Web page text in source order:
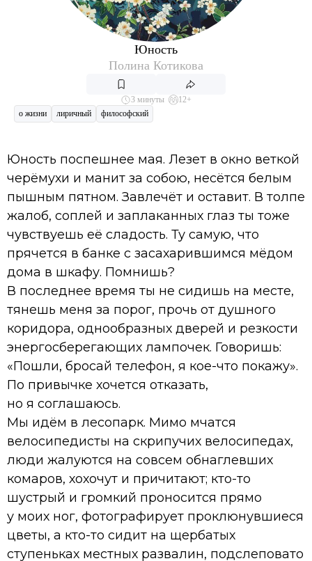
Юность
Полина Котикова
3 минуты
12+
о жизни
лиричный философский
Юность поспешнее мая. Лезет в окно веткой
черёмухи и манит за собою, несётся белым
пышным пятном. Завлечёт и оставит. В толпе
жалоб, соплей и заплаканных глаз ты тоже
чувствуешь её сладость. Ту самую, что
прячется в банке с засахарившимся мёдом
дома в шкафу. Помнишь?
В последнее время ты не сидишь на месте,
тянешь меня за порог, прочь от душного
коридора, однообразных дверей и резкости
энергосберегающих лампочек. Говоришь:
«Пошли, бросай телефон, я кое-что покажу».
По привычке хочется отказать,
но я соглашаюсь.
Мы идём в лесопарк. Мимо мчатся
велосипедисты на скрипучих велосипедах,
люди жалуются на совсем обнаглевших
комаров, хохочут и причитают; кто-то
шустрый и громкий проносится прямо
у моих ног, фотографирует проклюнувшиеся
цветы, а кто-то сидит на щербатых
ступеньках местных развалин, подслеповато